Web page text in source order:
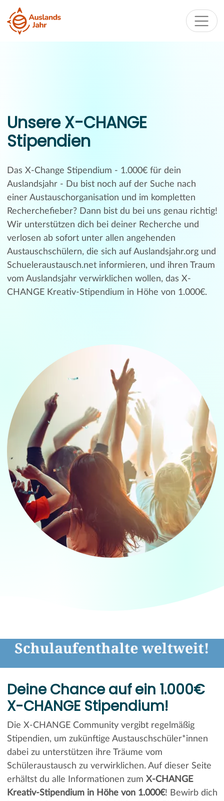
Unsere X-CHANGE
Stipendien
Das X-Change Stipendium - 1.000€ für dein
Auslandsjahr - Du bist noch auf der Suche nach
einer Austauschorganisation und im kompletten
Recherchefieber? Dann bist du bei uns genau richtig!
Wir unterstützen dich bei deiner Recherche und
verlosen ab sofort unter allen angehenden
Austauschschülern, die sich auf Auslandsjahr.org und
Schueleraustausch.net informieren, und ihren Traum
vom Auslandsjahr verwirklichen wollen, das X-
CHANGE Kreativ-Stipendium in Höhe von 1.000€.
Deine Chance auf ein 1.000€
X-CHANGE Stipendium!
Die X-CHANGE Community vergibt regelmäßig
Stipendien, um zukünftige Austauschschüler*innen
dabei zu unterstützen ihre Träume vom
Schüleraustausch zu verwirklichen. Auf dieser Seite
erhältst du alle Informationen zum X-CHANGE
Kreativ-Stipendium in Höhe von 1.000€! Bewirb dich